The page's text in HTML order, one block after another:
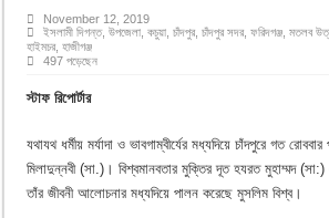
November 12, 2019
ইসলামী দিগন্ত,উপজেলা ,কচুয়া ,চাঁদপুর ,চাঁদপুর সদর ,ফরিদগঞ্জ ,মতলব
হাইমচর ,হাজীগঞ্জ
497 পড়েছেন
স্টাফ রিপোর্টার
যথাযথ ধর্মীয় মর্যাদা ও ভাবগাম্বীর্যের মধ্যদিয়ে চাঁদপুরে গত
মিলাদুন্নবী (সা.)। বিশ্বমানবতার মুক্তির দূত হযরত মুহাম্মদ (সা:)
তাঁর জীবনী আলোচনার মধ্যদিয়ে পালন করেছে মুসলিম বিশ্ব।